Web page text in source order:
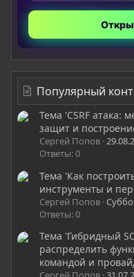
Популярный
Тема 'CSRF атака:
защит и
Сергей Попов
Ответы: 0
Тема 'Как
инструменты и
Сергей Попов
Ответы: 0
Тема 'Гибридный
распределить
командой и